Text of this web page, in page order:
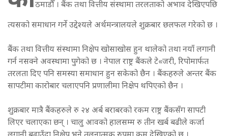
ठमाडौँ । बैंक तथा वित्तीय संस्थामा तरलताको अभाव देखिएपछि
त्यसको समाधान गर्ने उद्देश्यले अर्थमन्त्रालयले शुक्रबार छलफल गरेको छ ।
बैंक तथा वित्तीय संस्थामा निक्षेप खोसाखोस हुन थालेको तथा नयाँ लगानी
गर्न नसक्ने अवस्थामा पुगेको छ । नेपाल राष्ट्र बैंकले टे«जरी, रिपोमार्फत
तरलता दिए पनि समस्या समाधान हुन सकेको छैन । बैंकहरुले अन्तर बैंक
सापटीमा कारोबार चलाएपनि प्रणालीमा निक्षेप थपिएको छैन ।
शुक्रबार मात्रै बैंकहरुले रु २४ अर्ब बराबरको रकम राष्ट्र बैंकसँग सापटी
लिएर चलाएका छन् । चालु आवको हालसम्म रु तीन खर्ब बढीले कर्जा